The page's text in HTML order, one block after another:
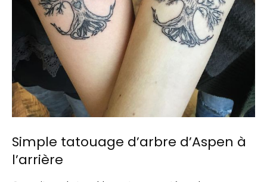
Simple tatouage d’arbre d’Aspen à
l’arrière